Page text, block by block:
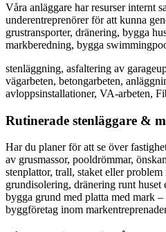
Våra anläggare har resurser internt
underentreprenörer för att kunna
grustransporter, dränering, bygga
markberedning, bygga
stenläggning, asfaltering av
vägarbeten, betongarbeten,
avloppsinstallationer, VA-arbeten,
Rutinerade stenläggare &
Har du planer för att se över
av grusmassor, pooldrömmar,
stenplattor, trall, staket eller
grundisolering, dränering runt
bygga grund med platta med mark
byggföretag inom